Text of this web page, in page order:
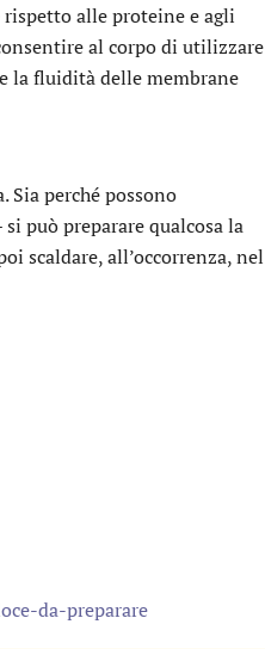
alle proteine e agli
al corpo di utilizzare
la fluidità delle membrane
Sia perché possono
si può preparare qualcosa la
scaldare, all’occorrenza, nel
da-preparare